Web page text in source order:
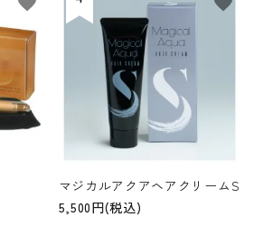
マジカルアクアヘアクリームS
5,500円(税込)